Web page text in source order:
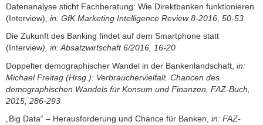
Datenanalyse sticht Fachberatung: Wie Direktbanken funktionieren
(Interview), in: GfK Marketing Intelligence Review 8-2016, 50-53
Die Zukunft des Banking findet auf dem Smartphone statt
(Interview), in: Absatzwirtschaft 6/2016, 16-20
Doppelter demographischer Wandel in der Bankenlandschaft, in:
Michael Freitag (Hrsg.): Verbrauchervielfalt. Chancen des
demographischen Wandels für Konsum und Finanzen, FAZ-Buch,
2015, 286-293
„Big Data“ – Herausforderung und Chance für Banken, in: FAZ-